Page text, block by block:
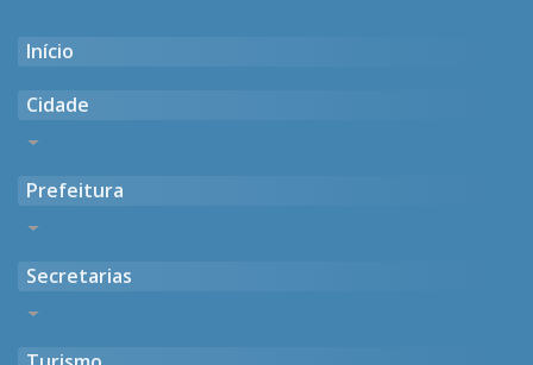
Início
Cidade
Gentílico
Casarões Antigos
Símbolos Oficiais
Geográfico
Prefeitura
Missão, Visão e Valores
Antigas Administrações
Secretarias